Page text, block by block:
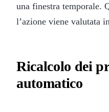
una finestra temporale.
l’azione viene valutata
Ricalcolo dei
automatico